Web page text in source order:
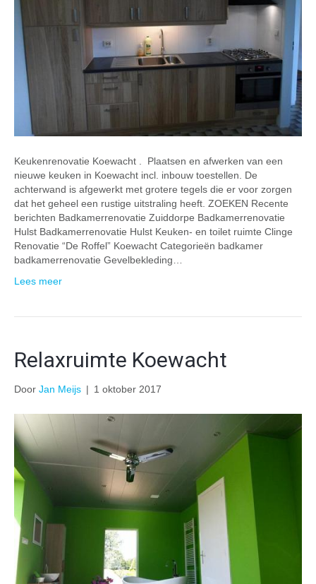
Keukenrenovatie Koewacht . Plaatsen en afwerken van een
nieuwe keuken in Koewacht incl. inbouw toestellen. De
achterwand is afgewerkt met grotere tegels die er voor zorgen
dat het geheel een rustige uitstraling heeft. ZOEKEN Recente
berichten Badkamerrenovatie Zuiddorpe Badkamerrenovatie
Hulst Badkamerrenovatie Hulst Keuken- en toilet ruimte Clinge
Renovatie “De Roffel” Koewacht Categorieën badkamer
badkamerrenovatie Gevelbekleding…
Lees meer
Relaxruimte Koewacht
Door Jan Meijs | 1 oktober 2017